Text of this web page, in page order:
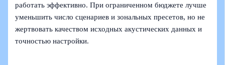
работать эффективно. При ограниченном бюджете лучше
уменьшить число сценариев и зональных пресетов, но не
жертвовать качеством исходных акустических данных и
точностью настройки.